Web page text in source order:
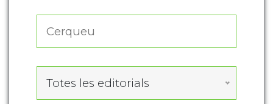
Totes les editorials